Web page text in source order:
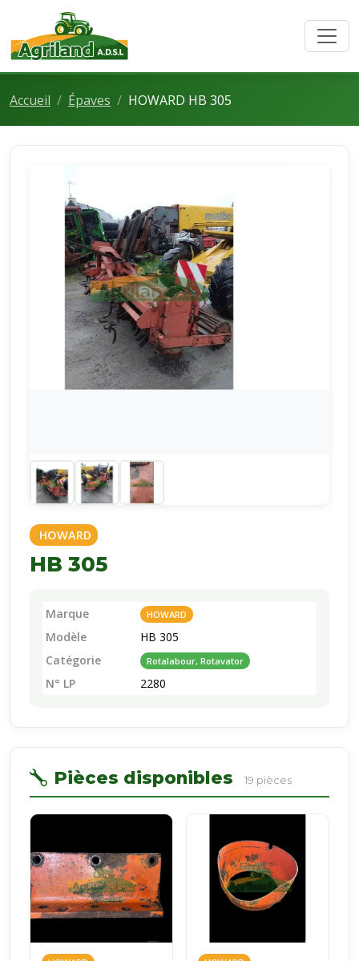
Accueil Épaves HOWARD HB 305
HOWARD
HB 305
Marque HOWARD
Modèle
HB 305
Catégorie
Rotalabour, Rotavator
N° LP 2280
Pièces disponibles 19 pièces